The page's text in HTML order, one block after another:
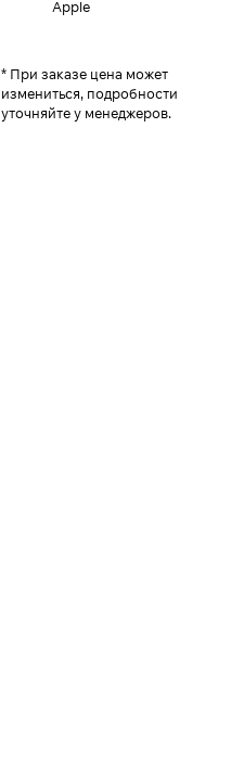
Apple
* При заказе цена может
измениться, подробности
уточняйте у менеджеров.